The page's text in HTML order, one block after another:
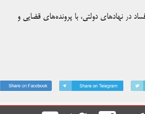
در نهادهای دولتی، با پرونده‌های قضایی و